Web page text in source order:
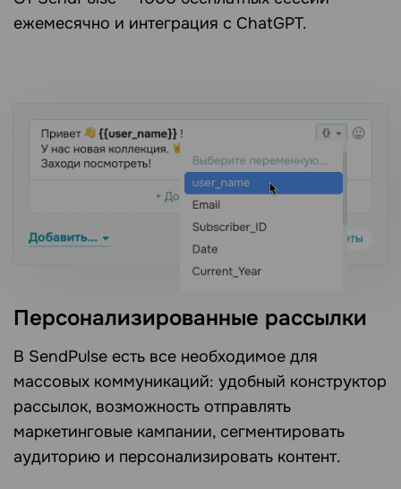
ежемесячно и интеграция с ChatGPT.
Персонализированные рассылки
В SendPulse есть все необходимое для
массовых коммуникаций: удобный конструктор
рассылок, возможность отправлять
маркетинговые кампании, сегментировать
аудиторию и персонализировать контент.